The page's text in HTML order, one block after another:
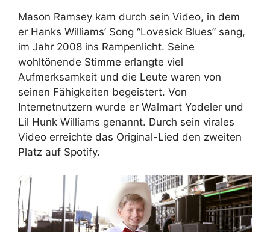
Mason Ramsey kam durch sein Video, in dem
er Hanks Williams’ Song “Lovesick Blues” sang,
im Jahr 2008 ins Rampenlicht. Seine
wohltönende Stimme erlangte viel
Aufmerksamkeit und die Leute waren von
seinen Fähigkeiten begeistert. Von
Internetnutzern wurde er Walmart Yodeler und
Lil Hunk Williams genannt. Durch sein virales
Video erreichte das Original-Lied den zweiten
Platz auf Spotify.